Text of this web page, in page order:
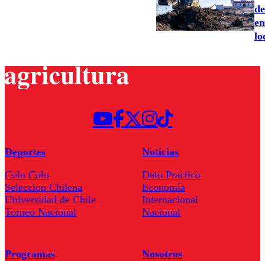
Deportes
Colo Colo
Seleccion Chilena
Universidad de Chile
Torneo Nacional
Noticias
Dato Practico
Economía
Internacional
Nacional
Programas
Nosotros